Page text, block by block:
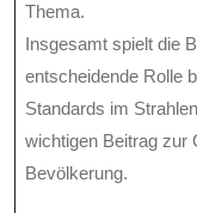
Thema.
Insgesamt spielt die
entscheidende Rolle
Standards im
wichtigen Beitrag zur
Bevölkerung.